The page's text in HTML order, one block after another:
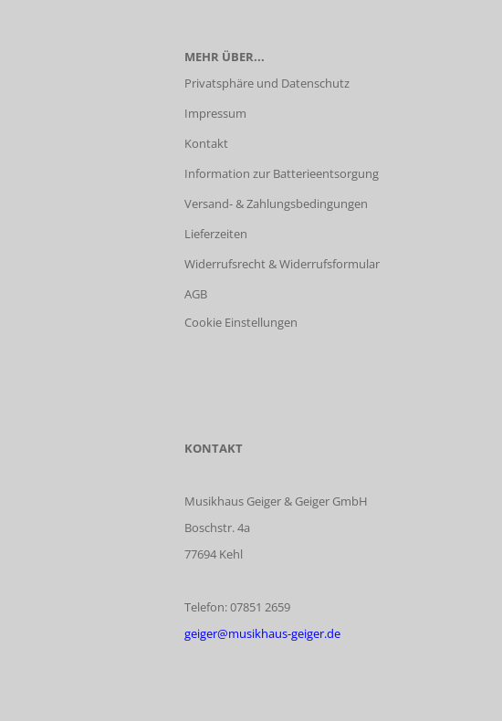
MEHR ÜBER...
Privatsphäre und Datenschutz
Impressum
Kontakt
Information zur Batterieentsorgung
Versand- & Zahlungsbedingungen
Lieferzeiten
Widerrufsrecht & Widerrufsformular
AGB
Cookie Einstellungen
KONTAKT
Musikhaus Geiger & Geiger GmbH
Boschstr. 4a
77694 Kehl
Telefon: 07851 2659
geiger@musikhaus-geiger.de